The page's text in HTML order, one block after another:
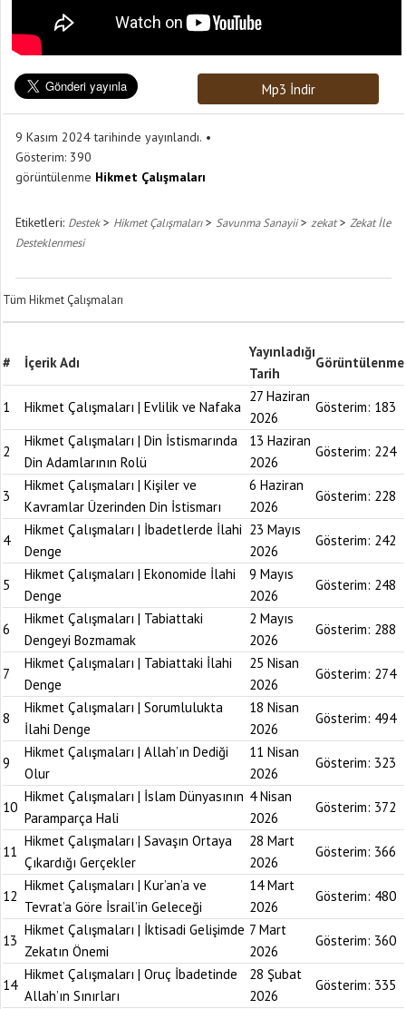
Mp3 İndir
9 Kasım 2024 tarihinde yayınlandı.
Gösterim: 390
görüntülenme Hikmet Çalışmaları
Etiketleri: Destek> Hikmet Çalışmaları> Savunma Sanayii> zekat> Zekat İle
Desteklenmesi
Tüm Hikmet Çalışmaları
# İçerik Adı
Yayınladığı
Tarih
Görüntülenme
1 Hikmet Çalışmaları | Evlilik ve Nafaka
27 Haziran
2026
Gösterim: 183
2
Hikmet Çalışmaları | Din İstismarında
Din Adamlarının Rolü
13 Haziran
2026
Gösterim: 224
3
Hikmet Çalışmaları | Kişiler ve
Kavramlar Üzerinden Din İstismarı
6 Haziran
2026
Gösterim: 228
4
Hikmet Çalışmaları | İbadetlerde İlahi
Denge
23 Mayıs
2026
Gösterim: 242
5
Hikmet Çalışmaları | Ekonomide İlahi
Denge
9 Mayıs
2026
Gösterim: 248
6
Hikmet Çalışmaları | Tabiattaki
Dengeyi Bozmamak
2 Mayıs
2026
Gösterim: 288
7
Hikmet Çalışmaları | Tabiattaki İlahi
Denge
25 Nisan
2026
Gösterim: 274
8
Hikmet Çalışmaları | Sorumlulukta
İlahi Denge
18 Nisan
2026
Gösterim: 494
9
Hikmet Çalışmaları | Allah’ın Dediği
Olur
11 Nisan
2026
Gösterim: 323
10
Hikmet Çalışmaları | İslam Dünyasının
Paramparça Hali
4 Nisan
2026
Gösterim: 372
11
Hikmet Çalışmaları | Savaşın Ortaya
Çıkardığı Gerçekler
28 Mart
2026
Gösterim: 366
12
Hikmet Çalışmaları | Kur’an’a ve
Tevrat’a Göre İsrail’in Geleceği
14 Mart
2026
Gösterim: 480
13
Hikmet Çalışmaları | İktisadi Gelişimde
Zekatın Önemi
7 Mart
2026
Gösterim: 360
14
Hikmet Çalışmaları | Oruç İbadetinde
Allah’ın Sınırları
28 Şubat
2026
Gösterim: 335